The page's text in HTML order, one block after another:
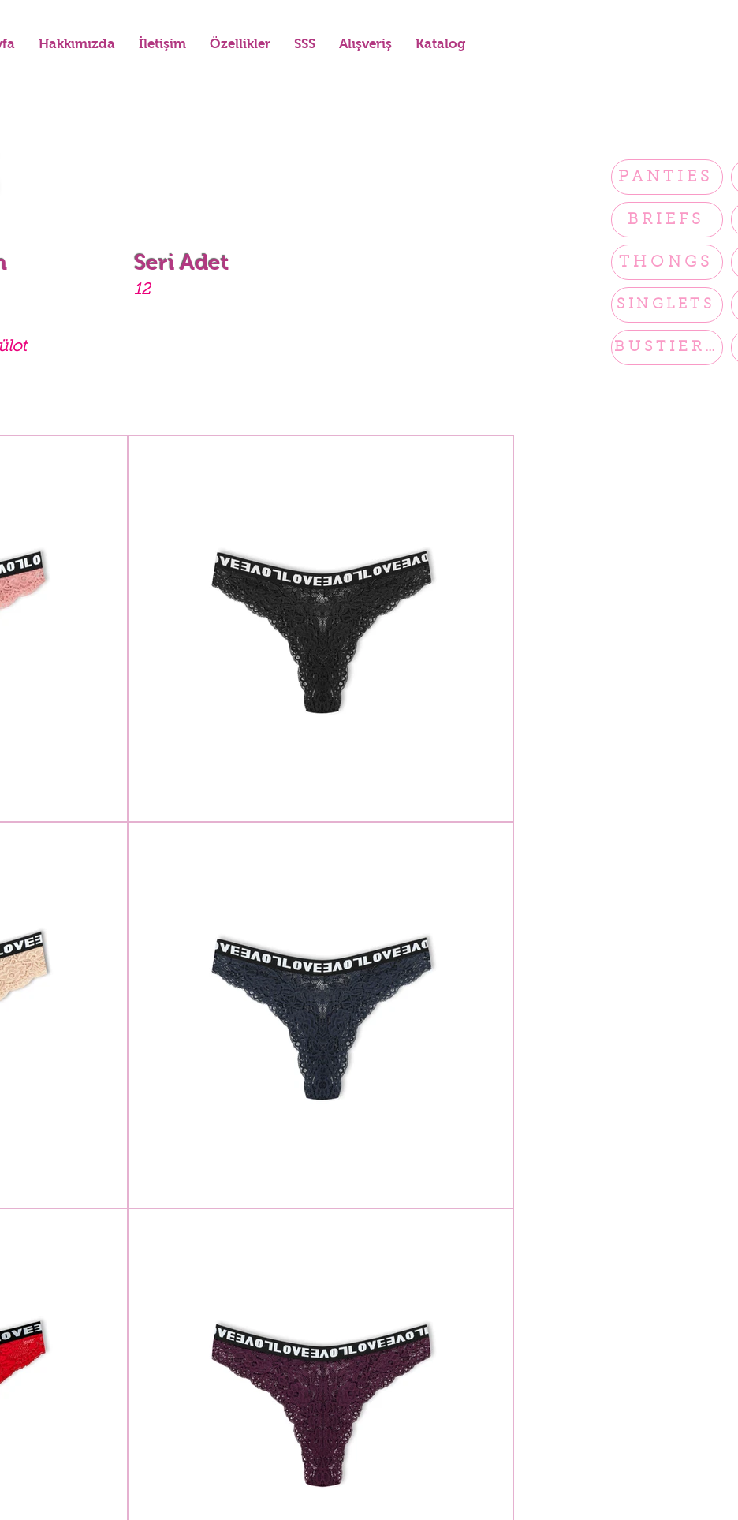
Hakkımızda İletişim Özellikler SSS Alışveriş Katalog
Seri Adet
12
BRIEFS
PANTIES
THONGS
SINGLETS
BUSTIERS